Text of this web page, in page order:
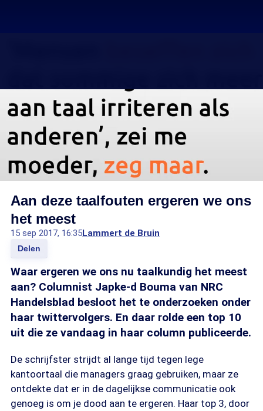
Aan deze taalfouten ergeren we ons
het meest
15 sep 2017, 16:35Lammert de Bruin
Delen
Waar ergeren we ons nu taalkundig het meest
aan? Columnist Japke-d Bouma van NRC
Handelsblad besloot het te onderzoeken onder
haar twittervolgers. En daar rolde een top 10
uit die ze vandaag in haar column publiceerde.
De schrijfster strijdt al lange tijd tegen lege
kantoortaal die managers graag gebruiken, maar ze
ontdekte dat er in de dagelijkse communicatie ook
genoeg is om je dood aan te ergeren. Haar top 3, door